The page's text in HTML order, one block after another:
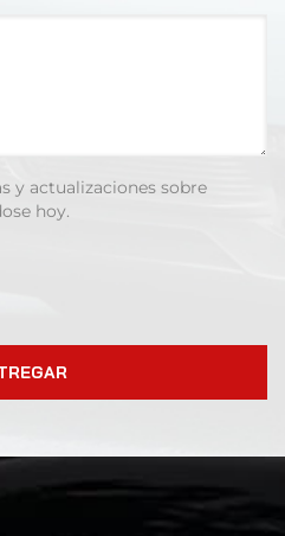
y actualizaciones sobre
hoy.